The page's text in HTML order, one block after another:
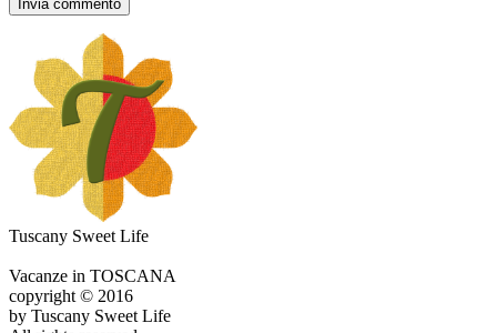
Tuscany Sweet Life
Vacanze in TOSCANA
copyright © 2016
by Tuscany Sweet Life